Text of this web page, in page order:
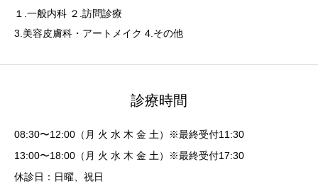
１.一般内科 ２.訪問診療
3.美容皮膚科・アートメイク 4.その他
診療時間
08:30〜12:00（月 火 水 木 金 土）※最終受付11:30
13:00〜18:00（月 火 水 木 金 土）※最終受付17:30
休診日：日曜、祝日